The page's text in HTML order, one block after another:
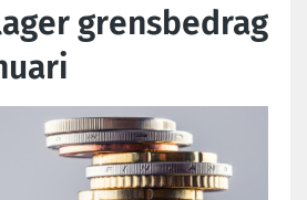
grensbedrag